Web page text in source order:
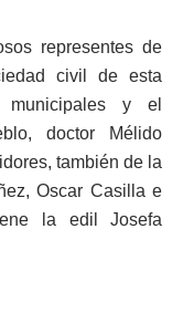
representes de
civil de esta
municipales y el
doctor Mélido
también de la
Oscar Casilla e
la edil Josefa